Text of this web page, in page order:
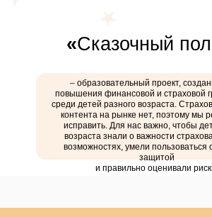
«Сказочный
–образовательный проект,
повышения финансовой и страховой
среди детей разного возраста.
контента на рынке нет, поэтому мы
исправить. Для нас важно, чтобы
возраста знали о важности
возможностях, умели пользоваться
защитой
и правильно оценивали